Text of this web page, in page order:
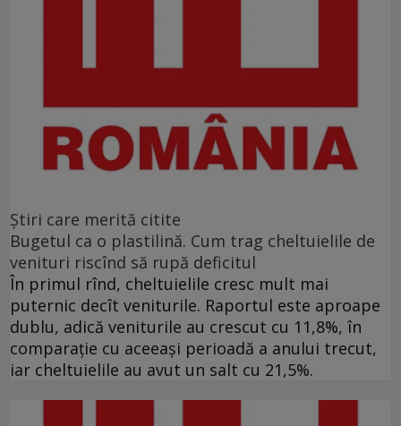
Ştiri care merită citite
Bugetul ca o plastilină. Cum trag cheltuielile de
venituri riscînd să rupă deficitul
În primul rînd, cheltuielile cresc mult mai
puternic decît veniturile. Raportul este aproape
dublu, adică veniturile au crescut cu 11,8%, în
comparație cu aceeași perioadă a anului trecut,
iar cheltuielile au avut un salt cu 21,5%.